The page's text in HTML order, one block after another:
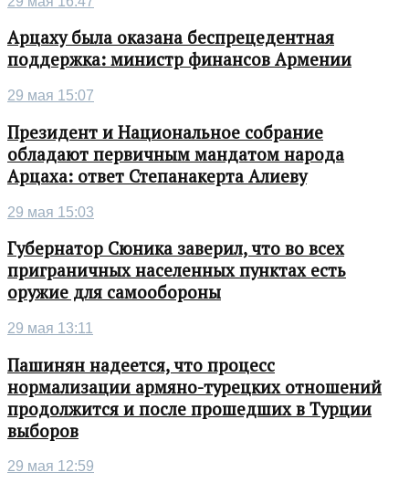
Арцаху была оказана беспрецедентная
поддержка: министр финансов Армении
29 мая 15:07
Президент и Национальное собрание
обладают первичным мандатом народа
Арцаха: ответ Степанакерта Алиеву
29 мая 15:03
Губернатор Сюника заверил, что во всех
приграничных населенных пунктах есть
оружие для самообороны
29 мая 13:11
Пашинян надеется, что процесс
нормализации армяно-турецких отношений
продолжится и после прошедших в Турции
выборов
29 мая 12:59